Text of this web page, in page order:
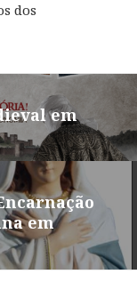
dos
em
em